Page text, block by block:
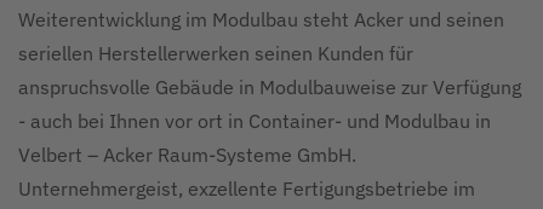
Weiterentwicklung im Modulbau steht Acker und seinen
seriellen Herstellerwerken seinen Kunden für
anspruchsvolle Gebäude in Modulbauweise zur Verfügung
- auch bei Ihnen vor ort in Container- und Modulbau in
Velbert – Acker Raum-Systeme GmbH.
Unternehmergeist, exzellente Fertigungsbetriebe im